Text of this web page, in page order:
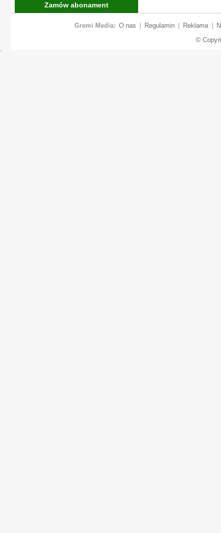
Zamów abonament
Gremi Media: O nas Regulamin Reklama
©